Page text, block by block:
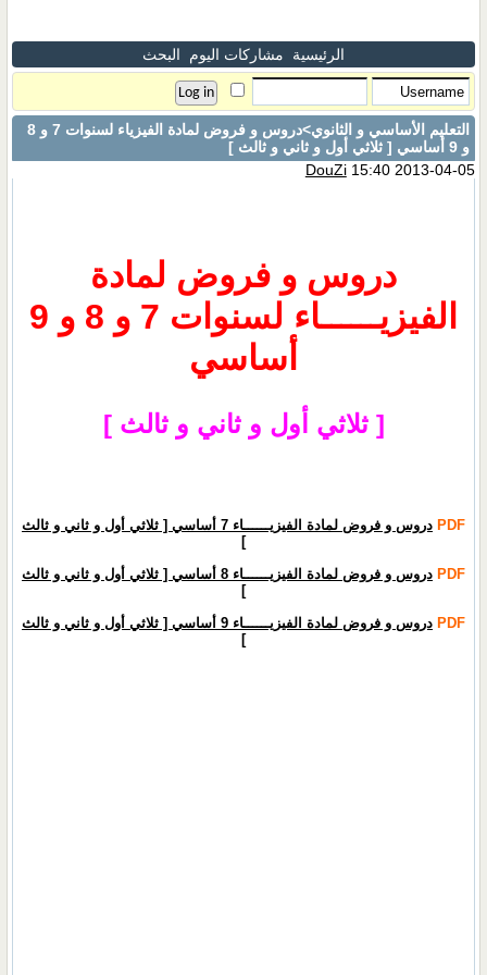
الرئيسية مشاركات اليوم البحث
التعليم الأساسي و الثانوي
>دروس و فروض لمادة الفيزياء لسنوات 7 و 8
و 9 أساسي [ ثلاثي أول و ثاني و ثالث ]
DouZi15:40 2013-04-05
دروس و فروض لمادة
الفيزيــــــاء لسنوات 7 و 8 و 9
أساسي
[ ثلاثي أول و ثاني و ثالث ]
PDF
دروس و فروض لمادة الفيزيــــــاء 7 أساسي [ ثلاثي أول و ثاني و ثالث
]
PDF
دروس و فروض لمادة الفيزيــــــاء 8 أساسي [ ثلاثي أول و ثاني و ثالث
]
PDF
دروس و فروض لمادة الفيزيــــــاء 9 أساسي [ ثلاثي أول و ثاني و ثالث
]